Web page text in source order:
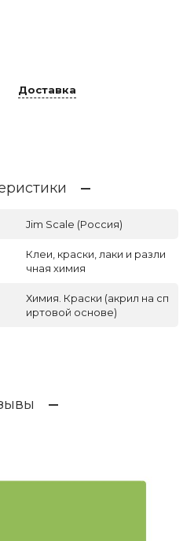
Доставка
Jim Scale (Россия)
Клеи, краски, лаки и разли
чная химия
Химия. Краски (акрил на сп
иртовой основе)